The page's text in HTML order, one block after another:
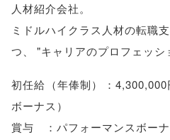
人材紹介会社。
ミドルハイクラス人材の転職
つ
"キャリアのプロフェッシ
初任給 （年俸制） ：4,300,000
ボーナス ）
賞与 ：パフォーマンスボー